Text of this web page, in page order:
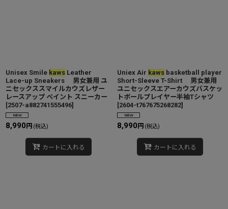
Unisex Smile kaws Leather
Lace-up Sneakers 男女兼用 ユ
ニセックススマイルカウズレザー
レースアップ ペイント スニーカー
[2507-a882741555496]
8,990 円 (税込)
カートに入れる
Uniex Air kaws basketball player
Short-Sleeve T-Shirt 男女兼用
ユニセックスエアーカウズバスケッ
トボールプレイヤー半袖Tシャツ
[2604-t767675268282]
8,990 円 (税込)
カートに入れる